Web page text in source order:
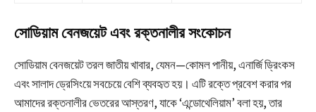
সোডিয়াম বেনজয়েট এবং রক্তনালীর সংকোচন
সোডিয়াম বেনজয়েট তরল জাতীয় খাবার, যেমন—কোমল পানীয়, এনার্জি ড্রিংকস
এবং সালাদ ড্রেসিংয়ে সবচেয়ে বেশি ব্যবহৃত হয়। এটি রক্তে প্রবেশ করার পর
আমাদের রক্তনালীর ভেতরের আস্তরণ, যাকে ‘এন্ডোথেলিয়াম’ বলা হয়, তার